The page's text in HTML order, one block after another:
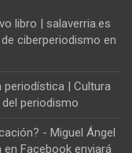
libro | salaverria.es
ciberperiodismo en
| Cultura
periodismo
- Miguel Ángel
en Facebook enviará